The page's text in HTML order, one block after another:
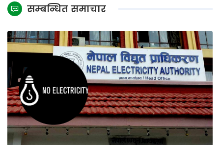
सम्बन्धित समाचार